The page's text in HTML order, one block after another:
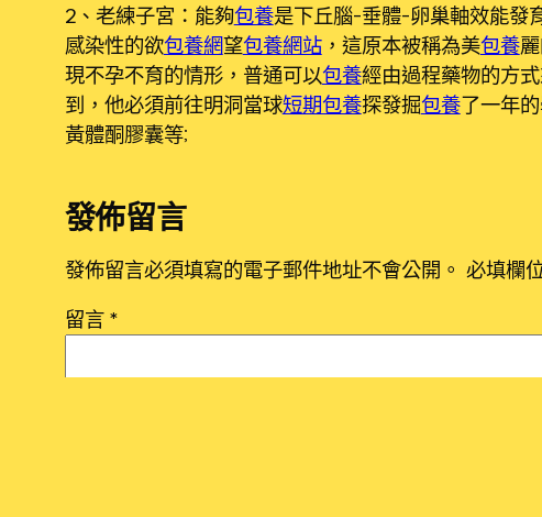
2、老練子宮：能夠包養是下丘腦-垂體-卵巢軸效能發
感染性的欲包養網望包養網站，這原本被稱為美包養
現不孕不育的情形，普通可以包養經由過程藥物的方
到，他必須前往明洞當球短期包養探發掘包養了一年
黃體酮膠囊等;
發佈留言
發佈留言必須填寫的電子郵件地址不會公開。 必填欄
留言 *